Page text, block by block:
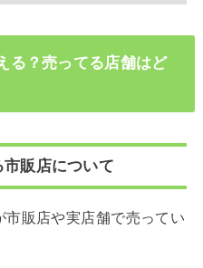
る？売ってる店舗はど
販店について
販店や実店舗で売ってい